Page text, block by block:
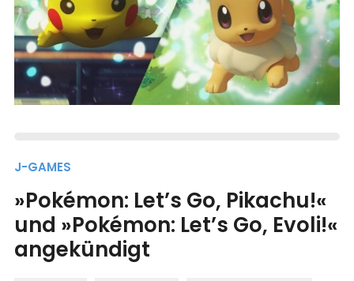
J-GAMES
»Pokémon: Let’s Go, Pikachu!«
und »Pokémon: Let’s Go, Evoli!«
angekündigt